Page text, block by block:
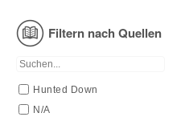
Schlüssel
Vergebung
Welt
Filtern nach Quellen
Hunted Down
N/A